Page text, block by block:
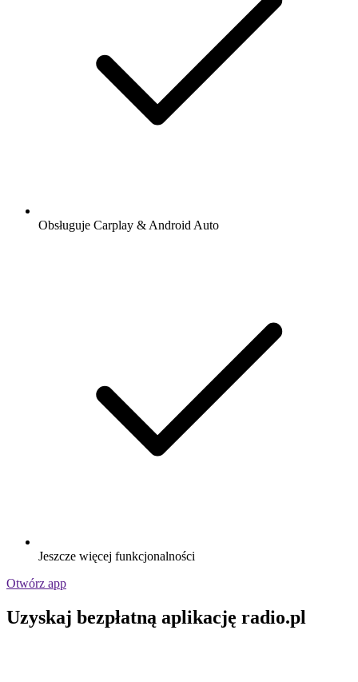
Obsługuje Carplay & Android Auto
Jeszcze więcej funkcjonalności
Otwórz app
Uzyskaj bezpłatną aplikację radio.pl